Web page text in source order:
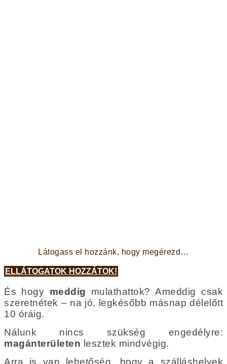
Látogass el hozzánk, hogy megérezd…
ELLÁTOGATOK HOZZÁTOK!
És hogy meddig mulathattok? Ameddig csak
szeretnétek – na jó, legkésőbb másnap délelőtt
10 óráig.
Nálunk nincs szükség engedélyre:
magánterületen lesztek mindvégig.
Arra is van lehetőség, hogy a szálláshelyek